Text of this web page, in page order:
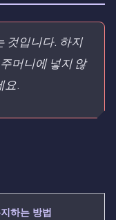
것입니다. 하지
머니에 넣지 않
요.
하는 방법